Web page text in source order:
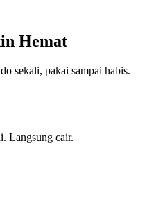
Hemat
sekali, pakai sampai habis.
Langsung cair.